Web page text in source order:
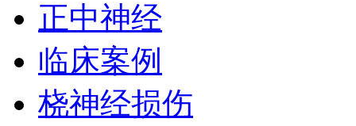
正中神经
临床案例
桡神经损伤